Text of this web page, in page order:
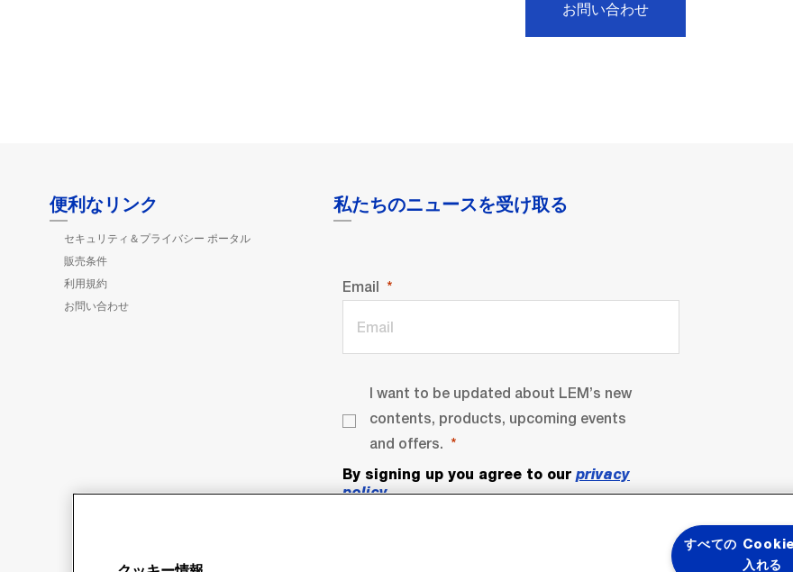
お問い合わせ
便利なリンク
セキュリティ＆プライバシー ポータル
販売条件
利用規約
お問い合わせ
私たちのニュースを受け取る
Email
I want to be updated about LEM’s new
contents, products, upcoming events
and offers.
By signing up you agree to our privacy
policy.
すべての
入れる